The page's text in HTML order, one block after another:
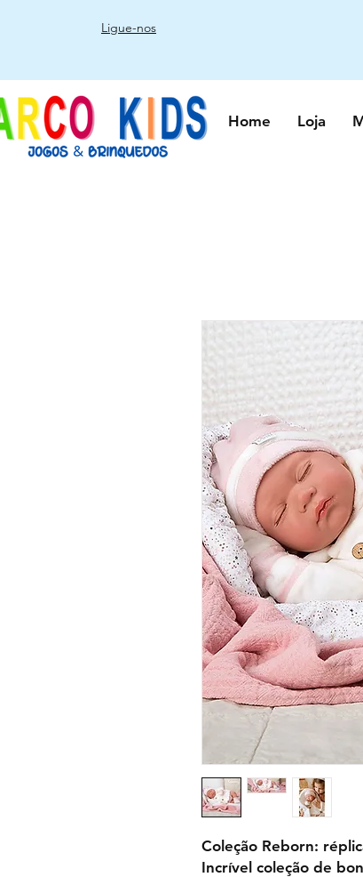
Ligue-nos
Home Loja
Coleção Reborn:
Incrível coleção de